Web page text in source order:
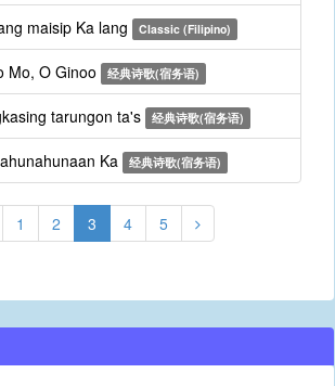
maisip Ka lang Classic (Filipino)
Mo, O Ginoo 经典诗歌(宿务语)
tarungon ta's 经典诗歌(宿务语)
Ka 经典诗歌(宿务语)
1 2 3 4 5